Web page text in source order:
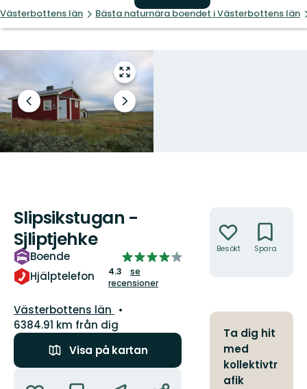
Västerbottens län Bästa naturnära boendet i Västerbottens län
Gå
till
helskärmsläge
Föregående
bild
Nästa
bildspel
Slipsikstugan -
Sjliptjehke
Boende
Hjälptelefon
4.2624777183600715
av
5
4.3
se
recensioner
Län:
Västerbottens län
6384.91 km från dig
Visa på kartan
Besökt Spara
Ta dig hit
med
kollektivtr
afik